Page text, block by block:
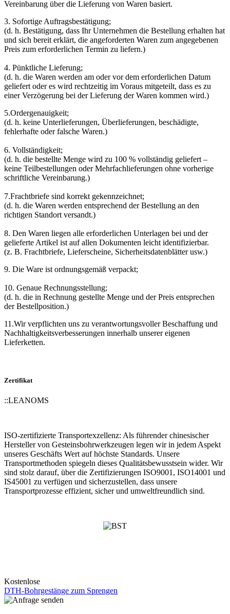
Vereinbarung über die Lieferung von Waren basiert.
3. Sofortige Auftragsbestätigung;
(d. h. Bestätigung, dass Ihr Unternehmen die Bestellung erhalten hat
und sich bereit erklärt, die angeforderten Waren zum angegebenen
Preis zum erforderlichen Termin zu liefern.)
4. Pünktliche Lieferung;
(d. h. die Waren werden am oder vor dem erforderlichen Datum
geliefert oder es wird rechtzeitig im Voraus mitgeteilt, dass es zu
einer Verzögerung bei der Lieferung der Waren kommen wird.)
5.Ordergenauigkeit;
(d. h. keine Unterlieferungen, Überlieferungen, beschädigte,
fehlerhafte oder falsche Waren.)
6. Vollständigkeit;
(d. h. die bestellte Menge wird zu 100 % vollständig geliefert –
keine Teilbestellungen oder Mehrfachlieferungen ohne vorherige
schriftliche Vereinbarung.)
7.Frachtbriefe sind korrekt gekennzeichnet;
(d. h. die Waren werden entsprechend der Bestellung an den
richtigen Standort versandt.)
8. Den Waren liegen alle erforderlichen Unterlagen bei und der
gelieferte Artikel ist auf allen Dokumenten leicht identifizierbar.
(z. B. Frachtbriefe, Lieferscheine, Sicherheitsdatenblätter usw.)
9. Die Ware ist ordnungsgemäß verpackt;
10. Genaue Rechnungsstellung;
(d. h. die in Rechnung gestellte Menge und der Preis entsprechen
der Bestellposition.)
11.Wir verpflichten uns zu verantwortungsvoller Beschaffung und
Nachhaltigkeitsverbesserungen innerhalb unserer eigenen
Lieferketten.
Zertifikat
::LEANOMS
ISO-zertifizierte Transportexzellenz: Als führender chinesischer
Hersteller von Gesteinsbohrwerkzeugen legen wir in jedem Aspekt
unseres Geschäfts Wert auf höchste Standards. Unsere
Transportmethoden spiegeln dieses Qualitätsbewusstsein wider. Wir
sind stolz darauf, über die Zertifizierungen ISO9001, ISO14001 und
IS45001 zu verfügen und sicherzustellen, dass unsere
Transportprozesse effizient, sicher und umweltfreundlich sind.
Kostenlose
DTH-Bohrgestänge zum Sprengen